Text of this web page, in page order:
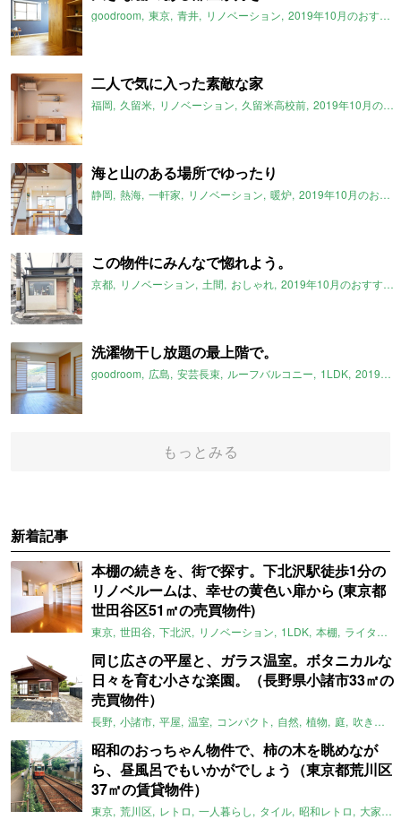
goodroom 東京 青井 リノベーション 2019年10月のおすすめ
二人で気に入った素敵な家
福岡 久留米 リノベーション 久留米高校前 2019年10月のおすすめ
海と山のある場所でゆったり
静岡 熱海 一軒家 リノベーション 暖炉 2019年10月のおすすめ
この物件にみんなで惚れよう。
京都 リノベーション 土間 おしゃれ 2019年10月のおすすめ
洗濯物干し放題の最上階で。
goodroom 広島 安芸長束 ルーフバルコニー 1LDK 2019年10月のおすすめ
もっとみる
新着記事
本棚の続きを、街で探す。下北沢駅徒歩1分の
リノベルームは、幸せの黄色い扉から (東京都
世田谷区51㎡の売買物件)
東京 世田谷 下北沢 リノベーション 1LDK 本棚 ライター：ほしりょうこ
同じ広さの平屋と、ガラス温室。ボタニカルな
日々を育む小さな楽園。（長野県小諸市33㎡の
売買物件）
長野 小諸市 平屋 温室 コンパクト 自然 植物 庭 吹き抜け
昭和のおっちゃん物件で、柿の木を眺めなが
ら、昼風呂でもいかがでしょう（東京都荒川区
37㎡の賃貸物件）
東京 荒川区 レトロ 一人暮らし タイル 昭和レトロ 大家女子